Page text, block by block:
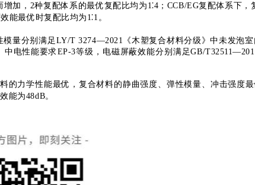
加， 2种复配体系的最优复配比均为 1⁚4 ； CCB/EG复配体系下，
能最优时复配比均为 1⁚1 。
模量分别满足LY/T 3274—2021《木塑复合材料分级》中未发泡
电性能要求EP-3等级，电磁屏蔽效能分别满足GB/
的力学性能最优，复合材料的静曲强度、弹性模量、冲击强度
能为48dB。